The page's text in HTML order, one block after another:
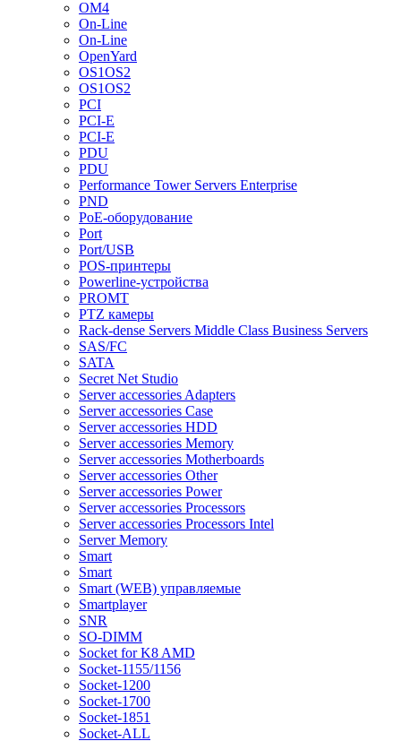
OM4
On-Line
On-Line
OpenYard
OS1OS2
OS1OS2
PCI
PCI-E
PCI-E
PDU
PDU
Performance Tower Servers Enterprise
PND
PoE-оборудование
Port
Port/USB
POS-принтеры
Powerline-устройства
PROMT
PTZ камеры
Rack-dense Servers Middle Class Business Servers
SAS/FC
SATA
Secret Net Studio
Server accessories Adapters
Server accessories Case
Server accessories HDD
Server accessories Memory
Server accessories Motherboards
Server accessories Other
Server accessories Power
Server accessories Processors
Server accessories Processors Intel
Server Memory
Smart
Smart
Smart (WEB) управляемые
Smartplayer
SNR
SO-DIMM
Socket for K8 AMD
Socket-1155/1156
Socket-1200
Socket-1700
Socket-1851
Socket-ALL